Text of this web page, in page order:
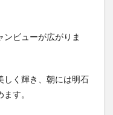
ビューが広がりま
しく輝き、朝には明石
す。